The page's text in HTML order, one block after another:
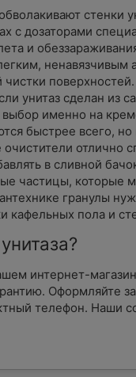
стенки
с дозаторами
и
ненавязчивым
унитаз сделан из
выбор именно на
быстрее всего,
отлично
в сливной
частицы, которые
гранулы
кафельных пола и
интернет-
Оформляйте
телефон. Наши